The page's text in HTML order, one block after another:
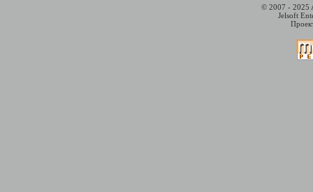
© 2007 - 2025
Jelsoft